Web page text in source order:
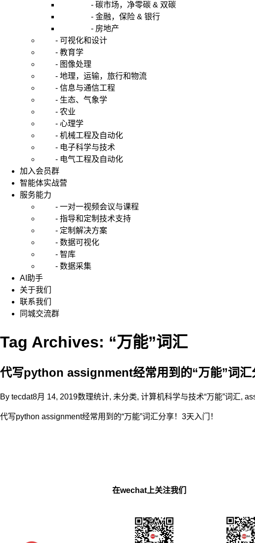
- 碳市场，净零碳 & 双碳
- 金融，保险 & 银行
- 房地产
- 可视化和设计
- 教育学
- 图像处理
- 地理，运输，旅行和物流
- 信息与通信工程
- 生态、气象学
- 农业
- 心理学
- 机械工程及自动化
- 电子科学与技术
- 电气工程及自动化
加入会员群
智能体实战营
服务能力
- 一对一视频会议与课程
- 指导和定制技术支持
- 定制解决方案
- 数据可视化
- 智库
- 数据采集
AI助手
关于我们
联系我们
同城交流群
Tag Archives: “万能”词汇
代写python assignment经常用到的“万能”词汇
By tecdat8月 14, 2019数理统计, 未分类, 计算机科学与技术“万能”词汇,
代写python assignment经常用到的“万能”词汇分享！3天入门！
在wechat上关注我们